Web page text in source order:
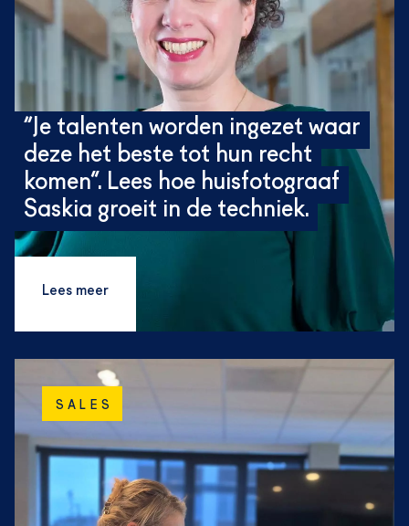
“Je talenten worden ingezet waar
deze het beste tot hun recht
komen”. Lees hoe huisfotograaf
Saskia groeit in de techniek.
Lees meer
SALES